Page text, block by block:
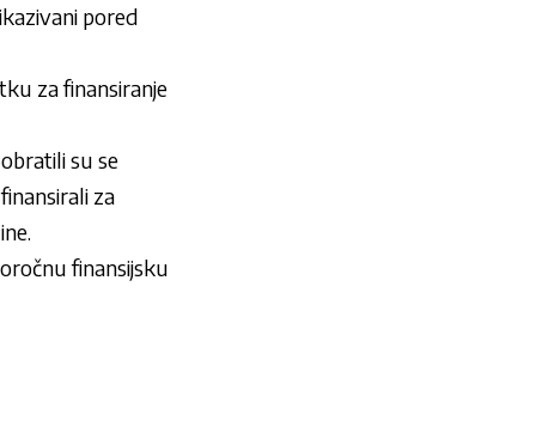
pored
za finansiranje
su se
za
finansijsku